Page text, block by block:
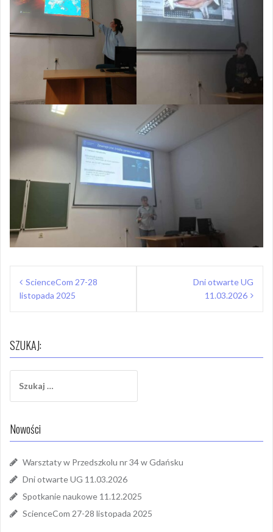
Nawigacja
wpisu
ScienceCom 27-28
listopada 2025
Dni otwarte UG
11.03.2026
SZUKAJ:
Nowości
Warsztaty w Przedszkolu nr 34 w Gdańsku
Dni otwarte UG 11.03.2026
Spotkanie naukowe 11.12.2025
ScienceCom 27-28 listopada 2025